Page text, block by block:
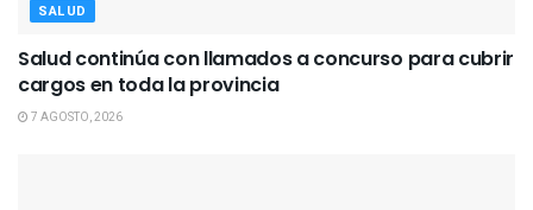
SALUD
Salud continúa con llamados a concurso para cubrir
cargos en toda la provincia
7 AGOSTO, 2026